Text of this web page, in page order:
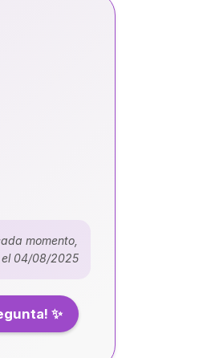
momento,
el 04/08/2025
✨